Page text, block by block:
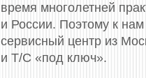
время многолетней
и России. Поэтому к
сервисный центр из
и Т/С «под ключ».